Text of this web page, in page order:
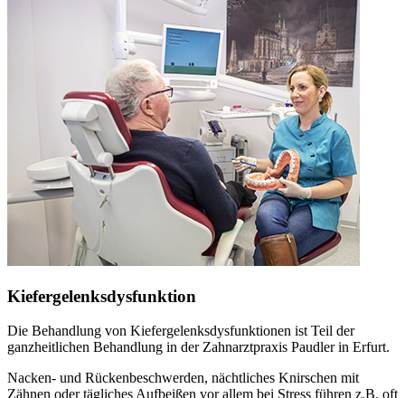
Kiefergelenksdysfunktion
Die Behandlung von Kiefergelenksdysfunktionen ist Teil der
ganzheitlichen Behandlung in der Zahnarztpraxis Paudler in Erfurt.
Nacken- und Rückenbeschwerden, nächtliches Knirschen mit
Zähnen oder tägliches Aufbeißen vor allem bei Stress führen z.B. oft